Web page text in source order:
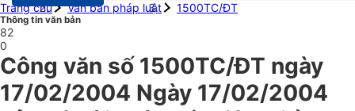
Trang chủ
Văn bản pháp luật 1500TC/ĐT
Thông tin văn bản
82
0
Công văn số 1500TC/ĐT ngày
17/02/2004 Ngày 17/02/2004